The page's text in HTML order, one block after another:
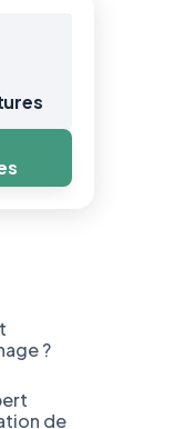
?
de